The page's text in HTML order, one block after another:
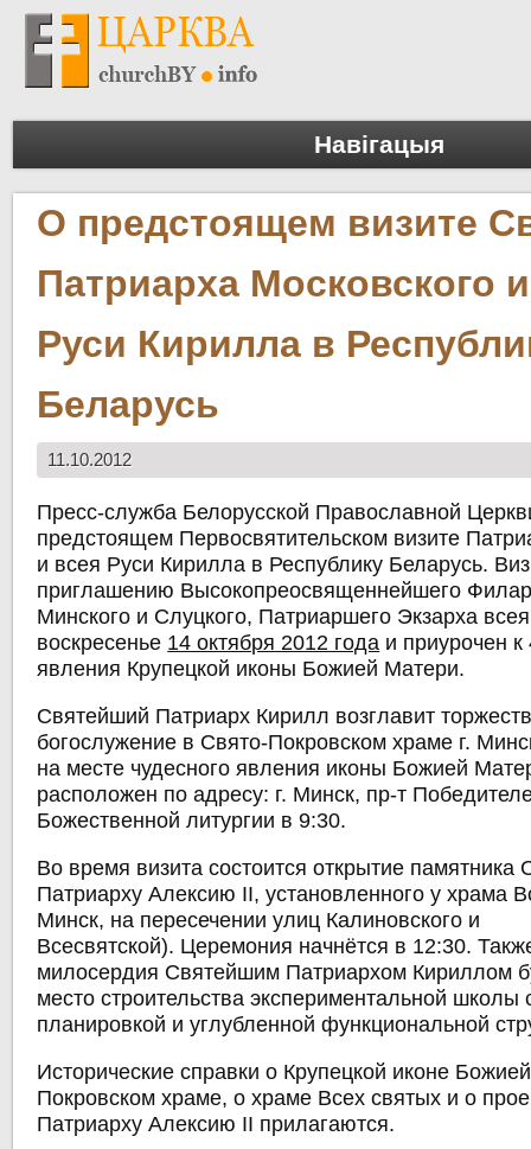
Навігацыя
О предстоящем визите
Патриарха Московского
Руси Кирилла в
Беларусь
11.10.2012
Пресс-служба Белорусской Православной
предстоящем Первосвятительском визите
и всея Руси Кирилла в Республику Беларусь.
приглашению Высокопреосвященнейшего
Минского и Слуцкого, Патриаршего Экзарха
воскресенье 14 октября 2012 года и приурочен
явления Крупецкой иконы Божией Матери.
Святейший Патриарх Кирилл возглавит
богослужение в Свято-Покровском храме г.
на месте чудесного явления иконы Божией
расположен по адресу: г. Минск, пр-т
Божественной литургии в 9:30.
Во время визита состоитсяоткрытие памятника
Патриарху Алексию II, установленногоу храма
Минск, на пересечении улиц Калиновского и
Всесвятской). Церемония начнётся в 12:30.
милосердия Святейшим Патриархом Кириллом
место строительства экспериментальной школы
планировкой и углубленной функциональной
Исторические справки о Крупецкой иконе
Покровском храме, о храме Всех святых и о
Патриарху Алексию II прилагаются.